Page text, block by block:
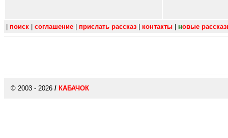
поиск соглашение прислать рассказ контакты новые
© 2003 - 2026 / КАБАЧОК